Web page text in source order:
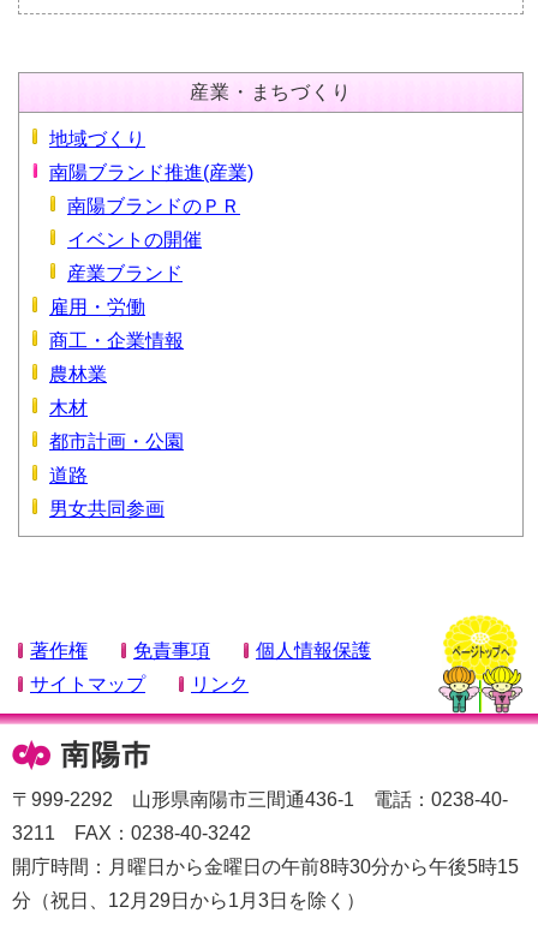
産業・まちづくり
地域づくり
南陽ブランド推進(産業)
南陽ブランドのＰＲ
イベントの開催
産業ブランド
雇用・労働
商工・企業情報
農林業
木材
都市計画・公園
道路
男女共同参画
著作権 免責事項
個人情報保護
サイトマップ
リンク
〒999-2292 山形県南陽市三間通436-1 電話：0238-40-
3211 FAX：0238-40-3242
開庁時間：月曜日から金曜日の午前8時30分から午後5時15
分（祝日、12月29日から1月3日を除く）